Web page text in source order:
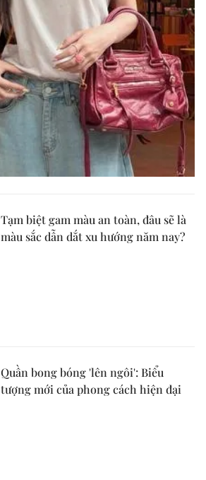
Tạm biệt gam màu an toàn, đâu sẽ là
màu sắc dẫn dắt xu hướng năm nay?
Quần bong bóng 'lên ngôi': Biểu
tượng mới của phong cách hiện đại